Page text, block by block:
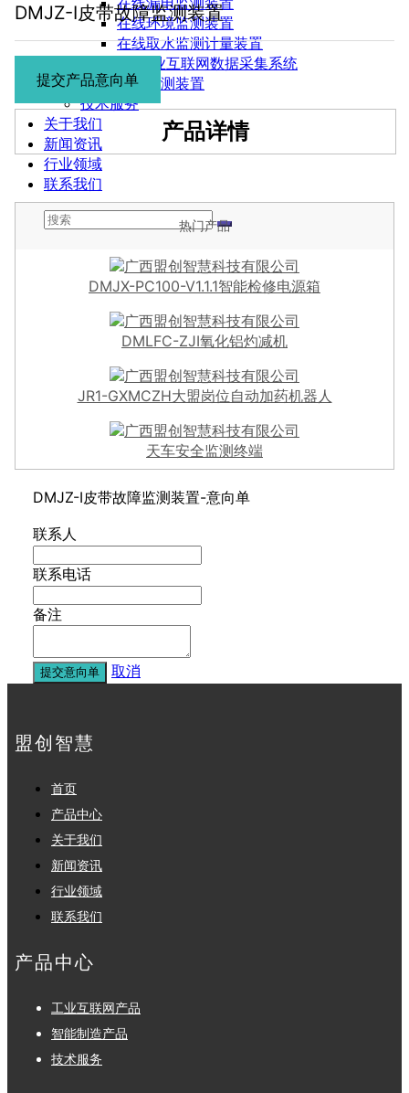
在线环境监测装置
在线取水监测计量装置
5G工业互联网数据采集系统
在线监测装置
技术服务
关于我们
新闻资讯
行业领域
联系我们
DMJZ-I皮带故障监测装置
提交产品意向单
产品详情
热门产品
DMJX-PC100-V1.1.1智能检修电源箱
DMLFC-ZJI氧化铝灼减机
JR1-GXMCZH大盟岗位自动加药机器人
天车安全监测终端
DMJZ-I皮带故障监测装置-意向单
联系人
联系电话
备注
提交意向单 取消
盟创智慧
首页
产品中心
关于我们
新闻资讯
行业领域
联系我们
产品中心
工业互联网产品
智能制造产品
技术服务